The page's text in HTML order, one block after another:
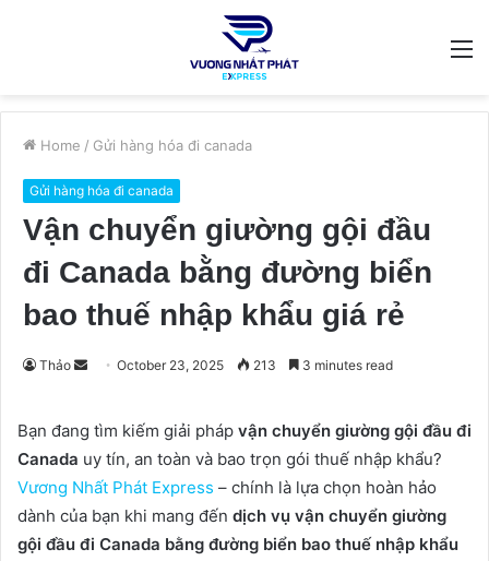
Home / Gửi hàng hóa đi canada
Gửi hàng hóa đi canada
Vận chuyển giường gội đầu
đi Canada bằng đường biển
bao thuế nhập khẩu giá rẻ
Thảo
SendOctober 23, 2025 213 3 minutes read
Bạn đang tìm kiếm giải pháp vận chuyển giường gội đầu đi
Canada uy tín, an toàn và bao trọn gói thuế nhập khẩu?
Vương Nhất Phát Express – chính là lựa chọn hoàn hảo
dành của bạn khi mang đến dịch vụ vận chuyển giường
gội đầu đi Canada bằng đường biển bao thuế nhập khẩu